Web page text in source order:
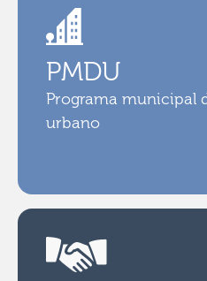
PMDU
Programa municipal
urbano